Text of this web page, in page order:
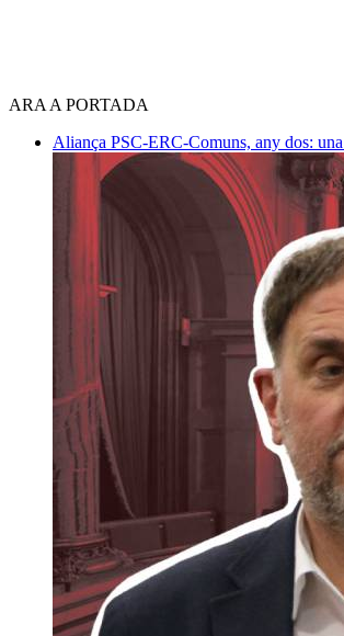
ARA A PORTADA
Aliança PSC-ERC-Comuns, any dos: